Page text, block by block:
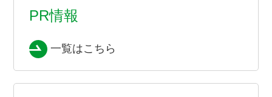
PR情報
一覧はこちら